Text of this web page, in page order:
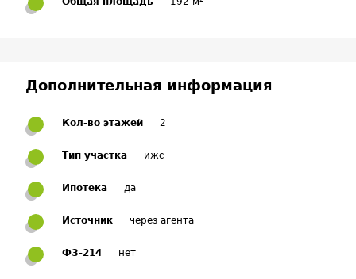
Дополнительная информация
Кол-во этажей 2
Тип участка ижс
Ипотека да
Источник через агента
ФЗ-214 нет